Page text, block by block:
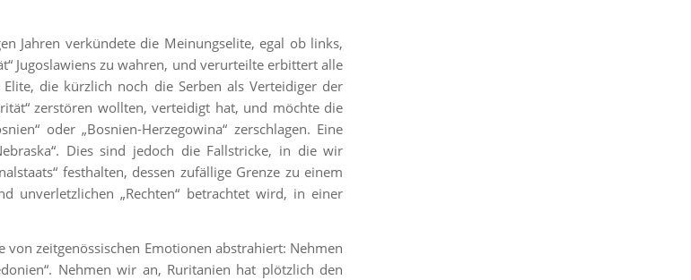
Jahren verkündete die Meinungselite, egal ob links,
Jugoslawiens zu wahren, und verurteilte erbittert alle
die kürzlich noch die Serben als Verteidiger der
zerstören wollten, verteidigt hat, und möchte die
oder „Bosnien-Herzegowina“ zerschlagen. Eine
Dies sind jedoch die Fallstricke, in die wir
festhalten, dessen zufällige Grenze zu einem
unverletzlichen „Rechten“ betrachtet wird, in einer
zeitgenössischen Emotionen abstrahiert: Nehmen
Nehmen wir an, Ruritanien hat plötzlich den